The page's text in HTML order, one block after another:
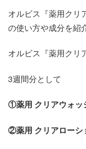
オルビス『薬用クリ
の使い方や成分を紹
オルビス『薬用クリ
3週間分として
①薬用 クリアウォッ
②薬用 クリアローシ